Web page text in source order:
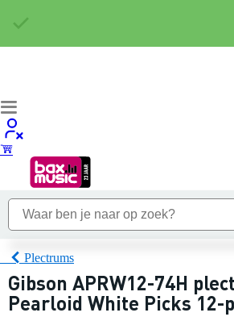
Plectrums
Gibson APRW12-74H
Pearloid White Picks 12-